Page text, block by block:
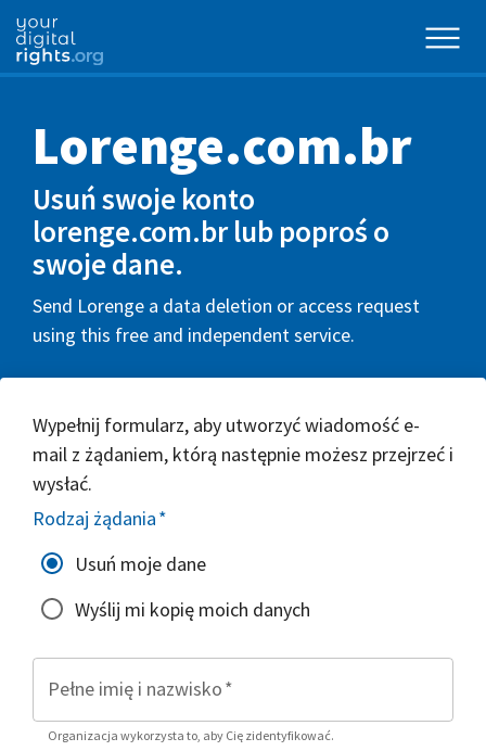
Lorenge.com.br
Usuń swoje konto
lorenge.com.br lub poproś o
swoje dane.
Send Lorenge a data deletion or access request
using this free and independent service.
Wypełnij formularz, aby utworzyć wiadomość e-
mail z żądaniem, którą następnie możesz przejrzeć i
wysłać.
Rodzaj żądania*
Usuń moje dane
Wyślij mi kopię moich danych
Pełne imię i nazwisko*
Organizacja wykorzysta to, aby Cię zidentyfikować.